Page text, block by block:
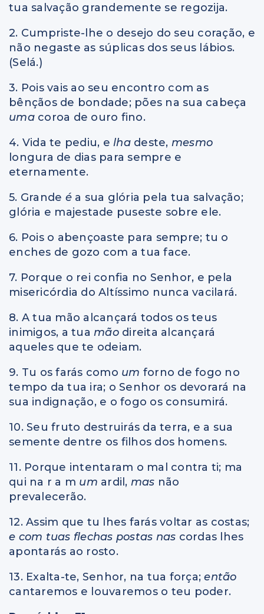
tua salvação grandemente se regozija.
2. Cumpriste-lhe o desejo do seu coração, e
não negaste as súplicas dos seus lábios.
(Selá.)
3. Pois vais ao seu encontro com as
bênçãos de bondade; pões na sua cabeça
uma coroa de ouro fino.
4. Vida te pediu, e lha deste, mesmo
longura de dias para sempre e
eternamente.
5. Grande é a sua glória pela tua salvação;
glória e majestade puseste sobre ele.
6. Pois o abençoaste para sempre; tu o
enches de gozo com a tua face.
7. Porque o rei confia no Senhor, e pela
misericórdia do Altíssimo nunca vacilará.
8. A tua mão alcançará todos os teus
inimigos, a tua mão direita alcançará
aqueles que te odeiam.
9. Tu os farás como um forno de fogo no
tempo da tua ira; o Senhor os devorará na
sua indignação, e o fogo os consumirá.
10. Seu fruto destruirás da terra, e a sua
semente dentre os filhos dos homens.
11. Porque intentaram o mal contra ti; ma
qui na r a m um ardil, mas não
prevalecerão.
12. Assim que tu lhes farás voltar as costas;
e com tuas flechas postas nas cordas lhes
apontarás ao rosto.
13. Exalta-te, Senhor, na tua força;então
cantaremos e louvaremos o teu poder.